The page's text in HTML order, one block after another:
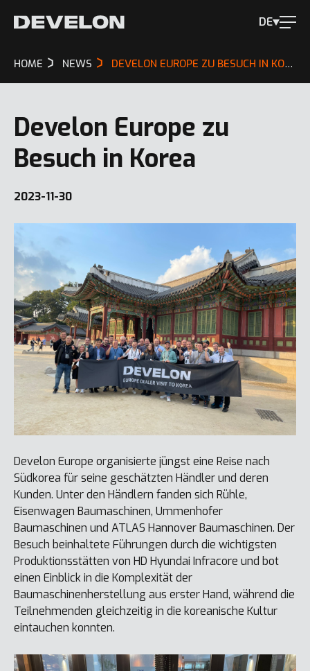
DE
HOME NEWS DEVELON EUROPE ZU BESUCH IN KOREA
Develon Europe zu
Besuch in Korea
2023-11-30
Develon Europe organisierte jüngst eine Reise nach
Südkorea für seine geschätzten Händler und deren
Kunden. Unter den Händlern fanden sich Rühle,
Eisenwagen Baumaschinen, Ummenhofer
Baumaschinen und ATLAS Hannover Baumaschinen. Der
Besuch beinhaltete Führungen durch die wichtigsten
Produktionsstätten von HD Hyundai Infracore und bot
einen Einblick in die Komplexität der
Baumaschinenherstellung aus erster Hand, während die
Teilnehmenden gleichzeitig in die koreanische Kultur
eintauchen konnten.